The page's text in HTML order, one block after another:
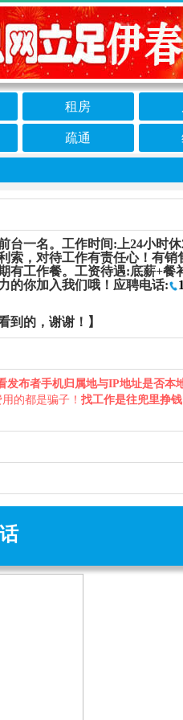
租房
疏通
台一名。工作时间:上24小时
索，对待工作有责任心！有销
有工作餐。工资待遇:底薪+餐
的你加入我们哦！应聘电话:
到的，谢谢！】
发布者手机归属地与IP地址是否本
的都是骗子！ 找工作是往兜里挣